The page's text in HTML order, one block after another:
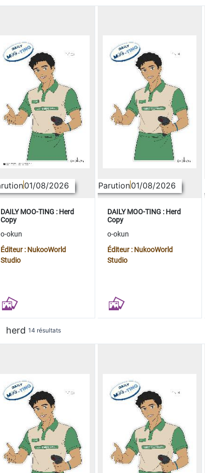
01/08/2026
DAILY MOO-TING : Herd
Copy
o-okun
Éditeur : NukooWorld
Studio
Parution01/08/2026
DAILY MOO-TING : Herd
Copy
o-okun
Éditeur : NukooWorld
Studio
herd 14 résultats